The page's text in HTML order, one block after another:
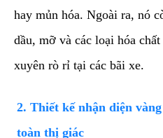
hay mủn hóa. Ngoài ra, nó
dầu, mỡ và các loại hóa
xuyên rò rỉ tại các bãi xe.
​2. Thiết kế nhận diện
toàn thị giác